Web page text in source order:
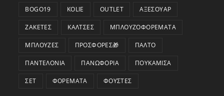
BOGO19 KOLIE OUTLET ΑΞΕΣΟΥΆΡ
ΖΑΚΈΤΕΣ ΚΆΛΤΣΕΣ ΜΠΛΟΥΖΟΦΟΡΈΜΑΤΑ
ΜΠΛΟΎΖΕΣ ΠΡΟΣΦΟΡΕΣ🎁 ΠΑΛΤΌ
ΠΑΝΤΕΛΌΝΙΑ ΠΑΝΩΦΌΡΙΑ ΠΟΥΚΆΜΙΣΑ
ΣΕΤ ΦΟΡΈΜΑΤΑ ΦΟΎΣΤΕΣ